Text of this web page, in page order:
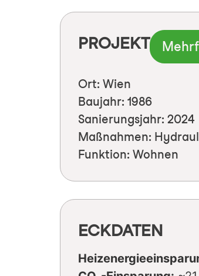
PROJEKT
Ort: Wien
Baujahr: 1986
Sanierungsjahr: 2024
Maßnahmen:
Funktion: Wohnen
ECKDATEN